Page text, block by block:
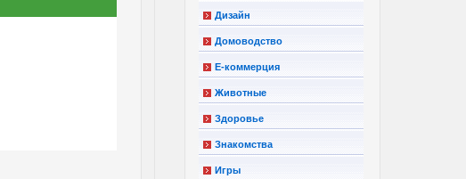
Дизайн
Домоводство
Е-коммерция
Животные
Здоровье
Знакомства
Игры